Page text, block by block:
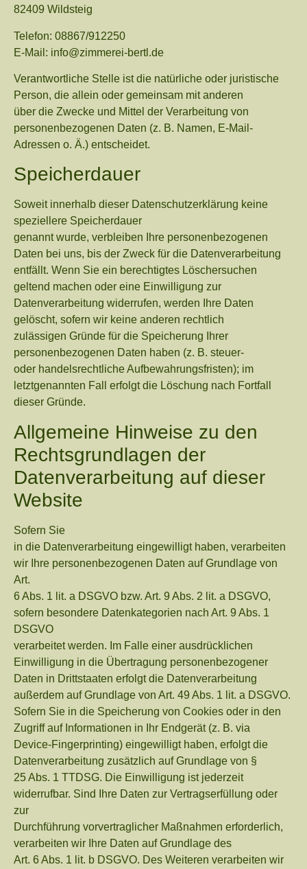
82409 Wildsteig
Telefon: 08867/912250
E-Mail: info@zimmerei-bertl.de
Verantwortliche Stelle ist die natürliche oder juristische
Person, die allein oder gemeinsam mit anderen
über die Zwecke und Mittel der Verarbeitung von
personenbezogenen Daten (z. B. Namen, E-Mail-
Adressen o. Ä.) entscheidet.
Speicherdauer
Soweit innerhalb dieser Datenschutzerklärung keine
speziellere Speicherdauer
genannt wurde, verbleiben Ihre personenbezogenen
Daten bei uns, bis der Zweck für die Datenverarbeitung
entfällt. Wenn Sie ein berechtigtes Löschersuchen
geltend machen oder eine Einwilligung zur
Datenverarbeitung widerrufen, werden Ihre Daten
gelöscht, sofern wir keine anderen rechtlich
zulässigen Gründe für die Speicherung Ihrer
personenbezogenen Daten haben (z. B. steuer-
oder handelsrechtliche Aufbewahrungsfristen); im
letztgenannten Fall erfolgt die Löschung nach Fortfall
dieser Gründe.
Allgemeine Hinweise zu den
Rechtsgrundlagen der
Datenverarbeitung auf dieser
Website
Sofern Sie
in die Datenverarbeitung eingewilligt haben, verarbeiten
wir Ihre personenbezogenen Daten auf Grundlage von
Art.
6 Abs. 1 lit. a DSGVO bzw. Art. 9 Abs. 2 lit. a DSGVO,
sofern besondere Datenkategorien nach Art. 9 Abs. 1
DSGVO
verarbeitet werden. Im Falle einer ausdrücklichen
Einwilligung in die Übertragung personenbezogener
Daten in Drittstaaten erfolgt die Datenverarbeitung
außerdem auf Grundlage von Art. 49 Abs. 1 lit. a DSGVO.
Sofern Sie in die Speicherung von Cookies oder in den
Zugriff auf Informationen in Ihr Endgerät (z. B. via
Device-Fingerprinting) eingewilligt haben, erfolgt die
Datenverarbeitung zusätzlich auf Grundlage von §
25 Abs. 1 TTDSG. Die Einwilligung ist jederzeit
widerrufbar. Sind Ihre Daten zur Vertragserfüllung oder
zur
Durchführung vorvertraglicher Maßnahmen erforderlich,
verarbeiten wir Ihre Daten auf Grundlage des
Art. 6 Abs. 1 lit. b DSGVO. Des Weiteren verarbeiten wir